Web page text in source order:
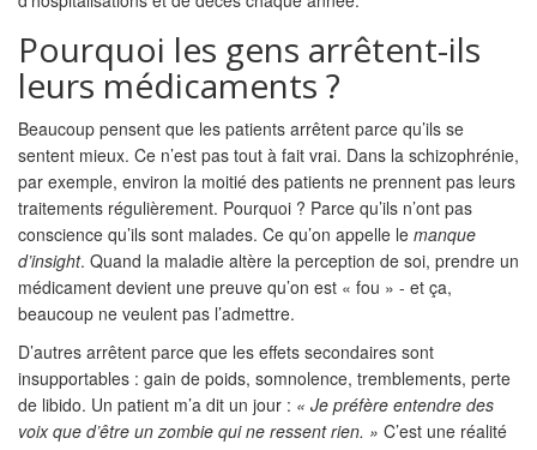
Pourquoi les gens arrêtent-ils
leurs médicaments ?
Beaucoup pensent que les patients arrêtent parce qu’ils se
sentent mieux. Ce n’est pas tout à fait vrai. Dans la schizophrénie,
par exemple, environ la moitié des patients ne prennent pas leurs
traitements régulièrement. Pourquoi ? Parce qu’ils n’ont pas
conscience qu’ils sont malades. Ce qu’on appelle le manque
d’insight. Quand la maladie altère la perception de soi, prendre un
médicament devient une preuve qu’on est « fou » - et ça,
beaucoup ne veulent pas l’admettre.
D’autres arrêtent parce que les effets secondaires sont
insupportables : gain de poids, somnolence, tremblements, perte
de libido. Un patient m’a dit un jour : « Je préfère entendre des
voix que d’être un zombie qui ne ressent rien. » C’est une réalité